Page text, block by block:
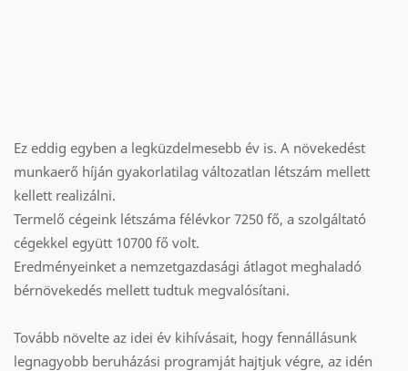
Ez eddig egyben a legküzdelmesebb év is. A növekedést
munkaerő híján gyakorlatilag változatlan létszám mellett
kellett realizálni.
Termelő cégeink létszáma félévkor 7250 fő, a szolgáltató
cégekkel együtt 10700 fő volt.
Eredményeinket a nemzetgazdasági átlagot meghaladó
bérnövekedés mellett tudtuk megvalósítani.
Tovább növelte az idei év kihívásait, hogy fennállásunk
legnagyobb beruházási programját hajtjuk végre, az idén